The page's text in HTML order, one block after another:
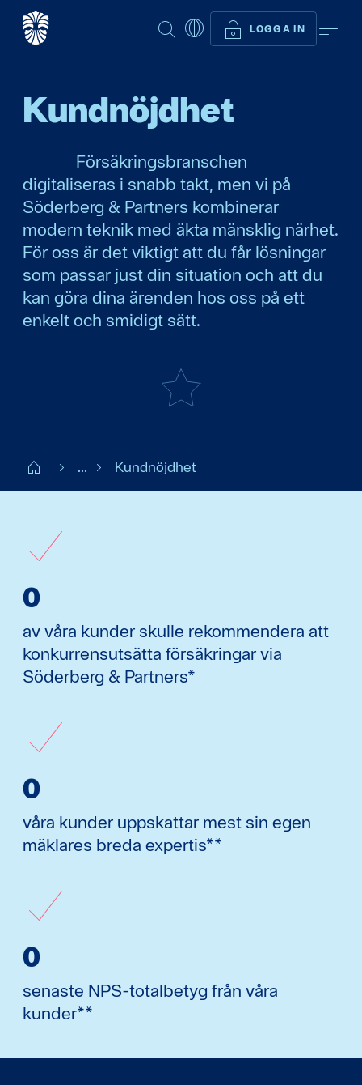
SÖK LOGGA IN
Kund­nöjdhet
Försäkringsbranschen
digitaliseras i snabb takt, men vi på
Söderberg & Partners kombinerar
modern teknik med äkta mänsklig närhet.
För oss är det viktigt att du får lösningar
som passar just din situation och att du
kan göra dina ärenden hos oss på ett
enkelt och smidigt sätt.
Start FI ... Kundnöjdhet
0
av våra kunder skulle rekommendera att
konkurrensutsätta försäkringar via
Söderberg & Partners*
0
våra kunder uppskattar mest sin egen
mäklares breda expertis**
0
senaste NPS-totalbetyg från våra
kunder**